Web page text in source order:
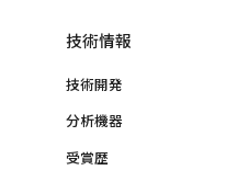
技術情報
技術開発
分析機器
受賞歴